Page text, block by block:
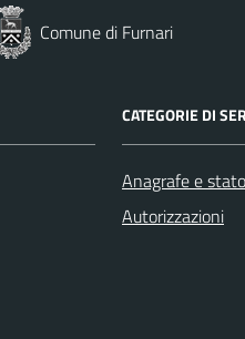
Comune di Furnari
CATEGORIE DI
Anagrafe e
Autorizzazioni